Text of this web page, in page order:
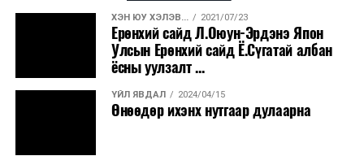
ҮЙЛ ЯВДАЛ 16 цаг 50 минут
Засгийн газар энэ оныг дуустал санхүүгийн
хэмнэлтийн горимд шилжинэ
ХЭН ЮУ ХЭЛЭВ...
Шатахууны импортын гаалийн албан татварыг
ХЭН ЮУ ХЭЛЭВ... 2021/07/23
Ерөнхий сайд Л.Оюун-Эрдэнэ Япон
Улсын Ерөнхий сайд Ё.Сүгатай албан
ёсны уулзалт ...
ҮЙЛ ЯВДАЛ 2024/04/15
Өнөөдөр ихэнх нутгаар дулаарна